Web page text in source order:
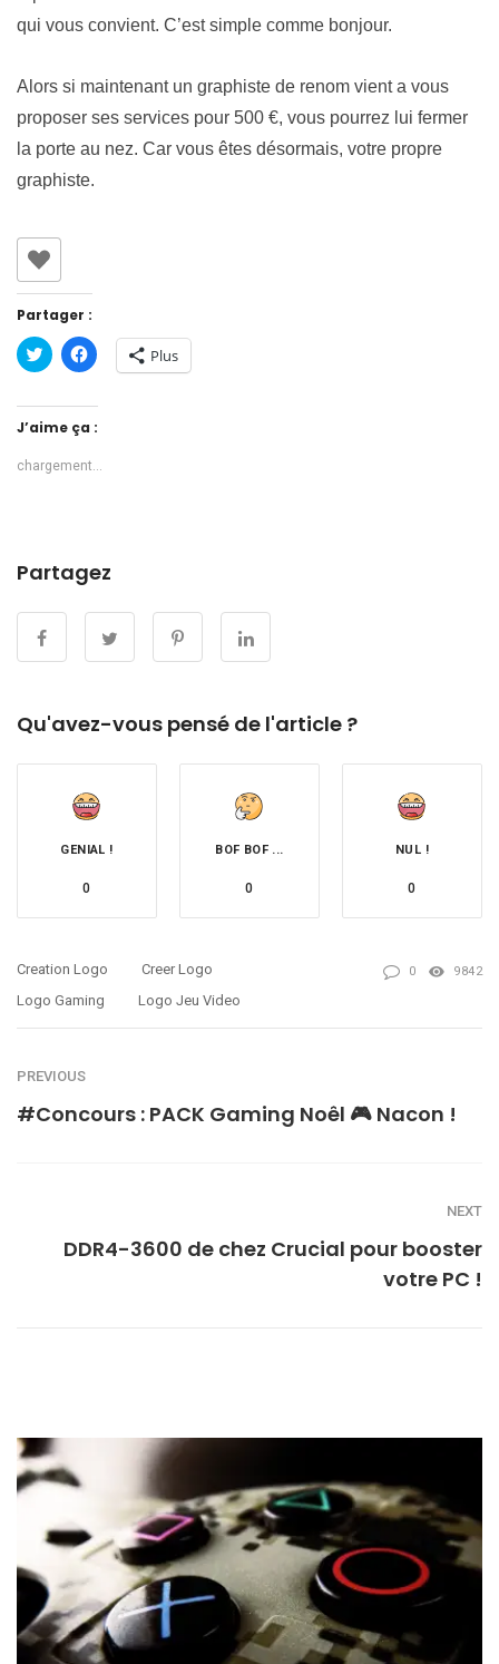
qui vous convient. C’est simple comme bonjour.
Alors si maintenant un graphiste de renom vient a vous
proposer ses services pour 500 €, vous pourrez lui fermer
la porte au nez. Car vous êtes désormais, votre propre
graphiste.
Partager :
Cliquez
pour
Twitter(ouvre
dans
une
fenêtre)
Cliquez
pour
partager
Facebook(ouvre
dans
une
fenêtre)
Plus
J’aime ça :
chargement…
Partagez
Qu'avez-vous pensé de l'article ?
GENIAL !
0
BOF BOF ...
0
NUL !
0
Creation Logo
Creer Logo
Logo Gaming
Logo Jeu Video
0 9842
PREVIOUS
#Concours : PACK Gaming Noêl 🎮 Nacon !
NEXT
DDR4-3600 de chez Crucial pour booster
votre PC !